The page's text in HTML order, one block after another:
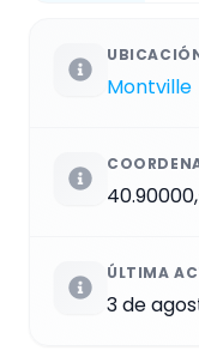
Montville
ÚLTIMA
3 de